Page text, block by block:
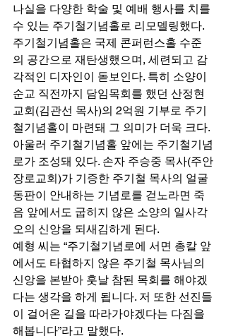
나실을 다양한 학술 및 예배 행사를 치를
수 있는 주기철기념홀로 리모델링했다.
주기철기념홀은 국제 콘퍼런스홀 수준
의 공간으로 재탄생했으며, 세련되고 감
각적인 디자인이 돋보인다. 특히 소양이
순교 직전까지 담임목회를 했던 산정현
교회(김관선 목사)의 2억원 기부로 주기
철기념홀이 마련돼 그 의미가 더욱 크다.
아울러 주기철기념홀 앞에는 주기철기념
로가 조성돼 있다. 손자 주승중 목사(주안
장로교회)가 기증한 주기철 목사의 얼굴
동판이 안내하는 기념로를 걷노라면 죽
음 앞에서도 굽히지 않은 소양의 일사각
오의 신앙을 되새김하게 된다.
예형 씨는 “주기철기념로에 서면 총칼 앞
에서도 타협하지 않은 주기철 목사님의
신앙을 본받아 훗날 참된 목회를 해야겠
다는 생각을 하게 됩니다. 저 또한 선진들
이 걸어온 길을 따라가야겠다는 다짐을
해봅니다”라고 말했다.